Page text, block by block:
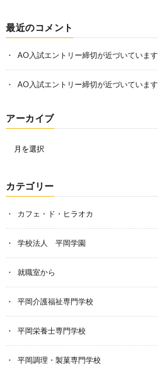
最近のコメント
AO入試エントリー締切が近づいています
AO入試エントリー締切が近づいています
アーカイブ
カテゴリー
カフェ・ド・ヒラオカ
学校法人 平岡学園
就職室から
平岡介護福祉専門学校
平岡栄養士専門学校
平岡調理・製菓専門学校